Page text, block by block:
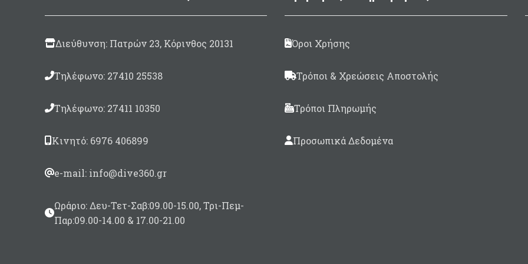
Διαστάσεις 120 x 120cm
Μέχρι 9μέτρα σκάφος -
Διαστάσεις 145 x 145cm
Μέχρι 9μέτρα σκάφος (Extra)
Μέχρι 11μέτρα σκάφος -
Διεύθυνση: Πατρών 23, Κόρινθος 20131
Τηλέφωνο: 27410 25538
Τηλέφωνο: 27411 10350
Κινητό: 6976 406899
e-mail: info@dive360.gr
Ωράριο: Δευ-Τετ-Σαβ:09.00-15.00, Τρι-Πεμ-
Παρ:09.00-14.00 & 17.00-21.00
Όροι Χρήσης
Τρόποι & Χρεώσεις Αποστολής
Τρόποι Πληρωμής
Προσωπικά Δεδομένα